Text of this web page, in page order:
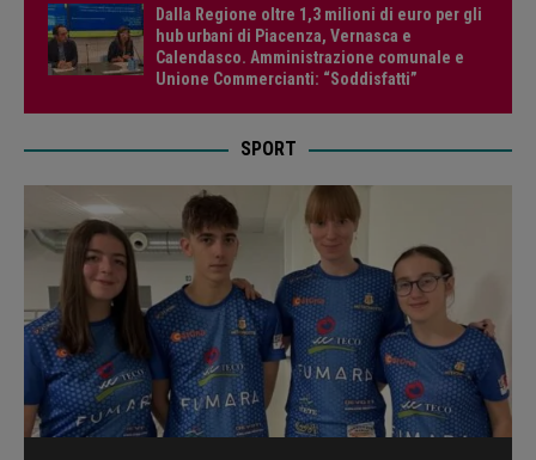
Dalla Regione oltre 1,3 milioni di euro per gli
hub urbani di Piacenza, Vernasca e
Calendasco. Amministrazione comunale e
Unione Commercianti: “Soddisfatti”
SPORT